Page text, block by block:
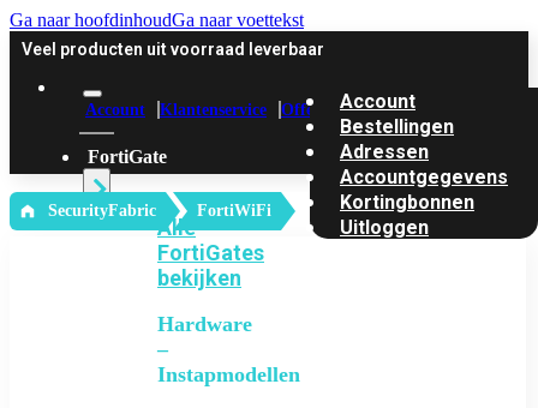
Ga naar hoofdinhoudGa naar voettekst
Veel producten uit voorraad leverbaar
Account Klantenservice Offerte
FortiGate
Alle
FortiGates
bekijken
Hardware
–
Instapmodellen
Account
Bestellingen
Adressen
Accountgegevens
Kortingbonnen
Uitloggen
‎ SecurityFabric FortiWiFi